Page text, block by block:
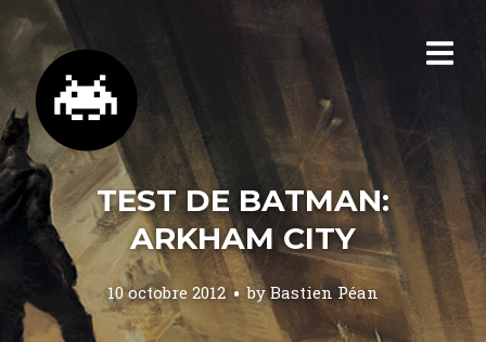
TEST DE BATMAN:
ARKHAM CITY
10 octobre 2012 byBastien Péan